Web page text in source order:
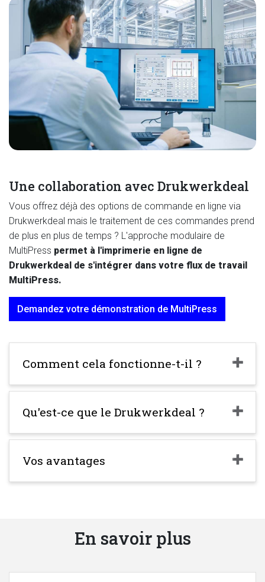
Une collaboration avec Drukwerkdeal
Vous offrez déjà des options de commande en ligne via
Drukwerkdeal mais le traitement de ces commandes prend
de plus en plus de temps ? L'approche modulaire de
MultiPress permet à l'imprimerie en ligne de
Drukwerkdeal de s'intégrer dans votre flux de travail
MultiPress.
Demandez votre démonstration de MultiPress
Comment cela fonctionne-t-il ?
Qu'est-ce que le Drukwerkdeal ?
Vos avantages
En savoir plus